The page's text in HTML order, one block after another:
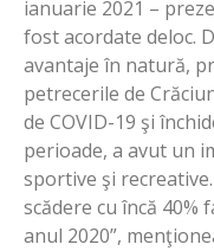
ianuarie 2021 –
fost acordate deloc.
avantaje în natură,
petrecerile de
de COVID-19 şi
perioade, a avut un
sportive şi
scădere cu încă
anul 2020”,